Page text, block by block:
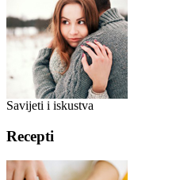
Savijeti i iskustva
Recepti